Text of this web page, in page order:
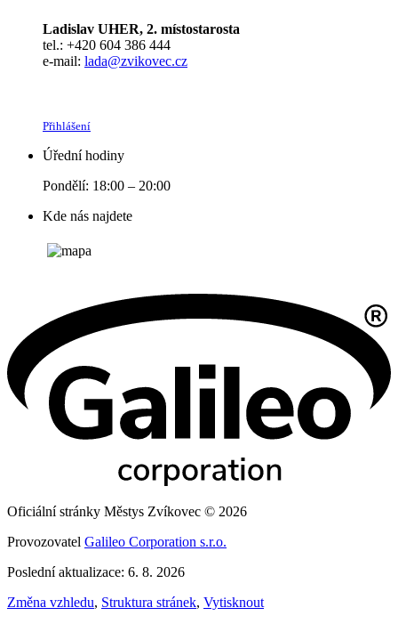
Ladislav UHER, 2. místostarosta
tel.: +420 604 386 444
e-mail: lada@zvikovec.cz
Přihlášení
Úřední hodiny
Pondělí: 18:00 – 20:00
Kde nás najdete
Oficiální stránky Městys Zvíkovec © 2026
Provozovatel Galileo Corporation s.r.o.
Poslední aktualizace: 6. 8. 2026
Změna vzhledu, Struktura stránek, Vytisknout